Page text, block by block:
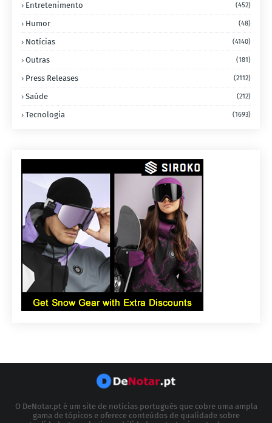
Entretenimento (452)
Humor (48)
Notícias (4140)
Outras (181)
Press Releases (2112)
Saúde (212)
Tecnologia (1693)
O DeNotar.pt é um site de notícias português que cobre uma ampla
gama de tópicos e oferece conteúdos de qualidade sobre